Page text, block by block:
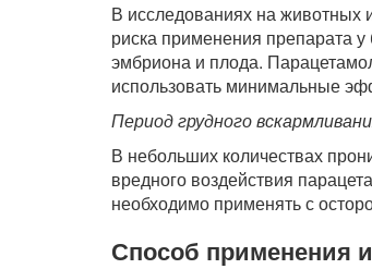
В исследованиях на животных
риска применения препарата
эмбриона и плода.
использовать минимальные
Период грудного
В небольших количествах
вредного воздействия
необходимо применять с
Способ применения